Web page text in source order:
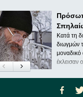
Κατά τη
διωγμών
έκλεισαν